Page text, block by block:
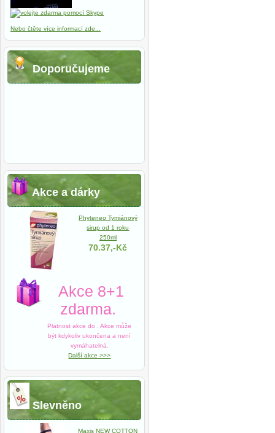
Nebo čtěte více informací zde...
Doporučujeme
Akce a dárky
Phyteneo Tymiánový
sirup od 1 roku
250ml
70.37,-Kč
Akce 8+1
zdarma.
Platnost akce do
. Akce může
být kdykoliv ukončena a není
vymáhatelná.
Další akce >>>
Slevněno
Maxis NEW COTTON